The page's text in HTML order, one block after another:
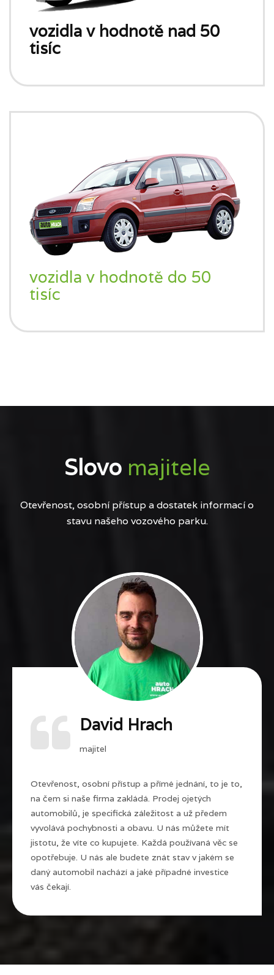
vozidla v hodnotě nad 50
tisíc
vozidla v hodnotě do 50
tisíc
Slovo majitele
Otevřenost, osobní přístup a dostatek informací o
stavu našeho vozového parku.
David Hrach
majitel
Otevřenost, osobní přístup a přímé jednání, to je to,
na čem si naše firma zakládá. Prodej ojetých
automobilů, je specifická záležitost a už předem
vyvolává pochybnosti a obavu. U nás můžete mít
jistotu, že víte co kupujete. Každá používaná věc se
opotřebuje. U nás ale budete znát stav v jakém se
daný automobil nachází a jaké případné investice
vás čekají.